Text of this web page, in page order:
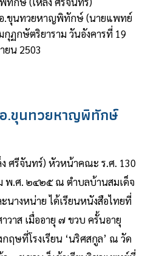
.ขุนทวยหาญพิทักษ์ (นายแพทย์
ฏกษัตริยาราม วันอังคารที่ 19
ยน 2503
.ขุนทวยหาญพิทักษ์
ศรีจันทร์) หัวหน้าคณะ ร.ศ. 130
พ.ศ. ๒๔๒๕ ณ ตำบลบ้านสมเด็จ
นางหน่าย ได้เรียนหนังสือไทยที่
าส เมื่ออายุ ๗ ขวบ ครั้นอายุ
ฤษที่โรงเรียน ‘นริศสกูล’ ณ วัด